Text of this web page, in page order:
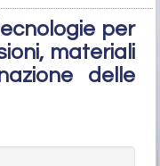
per
materiali
delle